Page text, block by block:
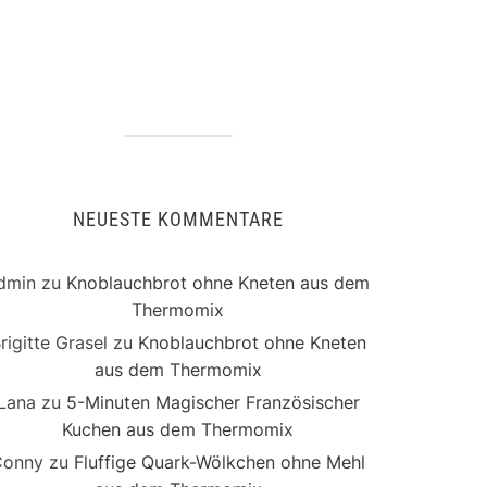
NEUESTE KOMMENTARE
zu Knoblauchbrot ohne Kneten aus dem
Thermomix
Grasel zu Knoblauchbrot ohne Kneten
aus dem Thermomix
zu 5-Minuten Magischer Französischer
Kuchen aus dem Thermomix
zu Fluffige Quark-Wölkchen ohne Mehl